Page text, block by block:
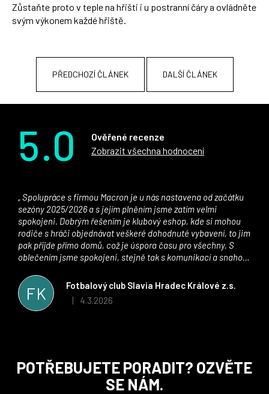
Zůstaňte proto v teple na hřišti i u postranní čáry a ovládněte
svým výkonem každé hřiště.
PŘEDCHOZÍ ČLÁNEK DALŠÍ ČLÁNEK
5.0
Ověřené recenze
Zobrazit všechna hodnocení
FK
Fotbalový club Slavia Hradec Králové z.s.
Hodnocení obchodu je 5 z 5 hvězdiček.
| 4.3.2026
sezóny 2025/2026 a s jejím plněním jsme zatím velmi
spokojeni. Dobrým řešením je klubový eshop, kde si mohou
rodiče s hráči objednávat veškeré dohodnuté vybavení, to jim
pak přijde přímo domů, což je úspora času pro všechny. S
oblečením jsme spokojeni, stejně tak s komunikací a snahou
stran. Věříme, že v tomto duchu bude spolupráce pokračovat
i nadále, nyní už začínáme řešit i první sady dresů ;)
POTŘEBUJETE PORADIT? OZVĚTE
SE NÁM.